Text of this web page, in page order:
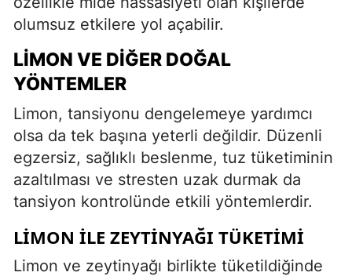
olumsuz etkilere yol açabilir.
LIMON VE DIĞER DOĞAL
YÖNTEMLER
Limon, tansiyonu dengelemeye yardımcı
olsa da tek başına yeterli değildir. Düzenli
egzersiz, sağlıklı beslenme, tuz tüketiminin
azaltılması ve stresten uzak durmak da
tansiyon kontrolünde etkili yöntemlerdir.
LIMON ILE ZEYTINYAĞI TÜKETIMI
Limon ve zeytinyağı birlikte tüketildiğinde